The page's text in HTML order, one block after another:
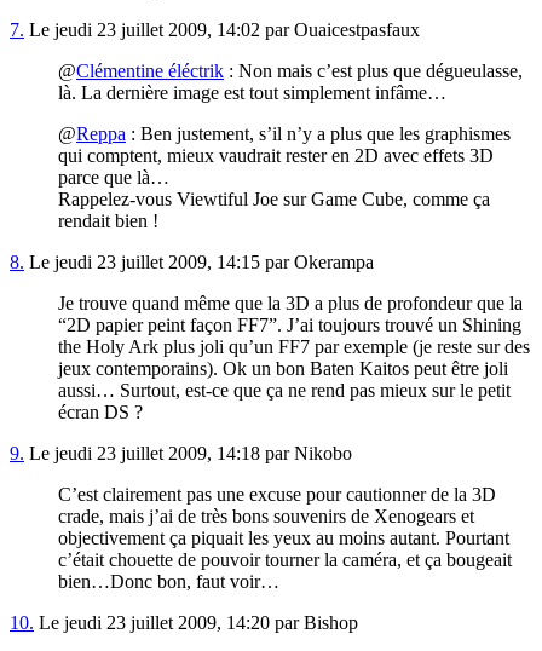
7. Le jeudi 23 juillet 2009, 14:02 par Ouaicestpasfaux
@Clémentine éléctrik : Non mais c’est plus que dégueulasse,
là. La dernière image est tout simplement infâme…
@Reppa : Ben justement, s’il n’y a plus que les graphismes
qui comptent, mieux vaudrait rester en 2D avec effets 3D
parce que là…
Rappelez-vous Viewtiful Joe sur Game Cube, comme ça
rendait bien !
8. Le jeudi 23 juillet 2009, 14:15 par Okerampa
Je trouve quand même que la 3D a plus de profondeur que la
“2D papier peint façon FF7”. J’ai toujours trouvé un Shining
the Holy Ark plus joli qu’un FF7 par exemple (je reste sur des
jeux contemporains). Ok un bon Baten Kaitos peut être joli
aussi… Surtout, est-ce que ça ne rend pas mieux sur le petit
écran DS ?
9. Le jeudi 23 juillet 2009, 14:18 par Nikobo
C’est clairement pas une excuse pour cautionner de la 3D
crade, mais j’ai de très bons souvenirs de Xenogears et
objectivement ça piquait les yeux au moins autant. Pourtant
c’était chouette de pouvoir tourner la caméra, et ça bougeait
bien…Donc bon, faut voir…
10. Le jeudi 23 juillet 2009, 14:20 par Bishop